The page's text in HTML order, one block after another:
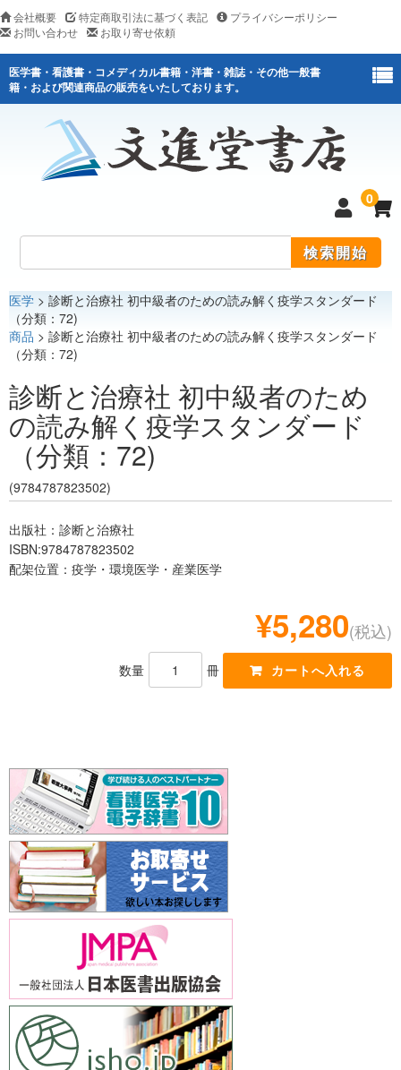
会社概要 特定商取引法に基づく表記
プライバシーポリシー
お問い合わせ
お取り寄せ依頼
医学書・看護書・コメディカル書籍・洋書・雑誌・その他一般書
籍・および関連商品の販売をいたしております。
0
医学
看護
レジデント
医学 > 診断と治療社 初中級者のための読み解く疫学スタンダード
（分類：72)
商品 > 診断と治療社 初中級者のための読み解く疫学スタンダード
（分類：72)
診断と治療社 初中級者のため
の読み解く疫学スタンダード
（分類：72)
(9784787823502)
出版社：診断と治療社
ISBN:9784787823502
配架位置：疫学・環境医学・産業医学
¥5,280(税込)
数量 冊